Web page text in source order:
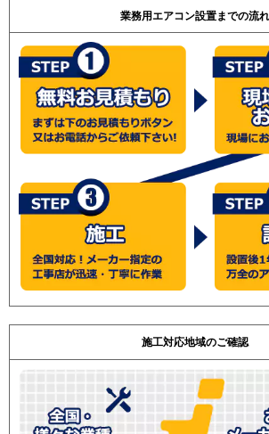
GP224RSHPC2
GP224RSHPC1
RPI-GP224RSHPC
GP224RSHP RPI-
kobe
RPI-
AP224SHP11-
AP224SHP11
kobe
RPI-
AP224SHP9-kobe
AP224SHP9
FDUV2245HP5SA
FDUVP2244HP5S
P224FE7HDNB
PA-P224FE7HD
PA-P224FE6HDNB
P224FE6HD
PA-
業務用エアコン設置までの流れ
施工対応地域のご確認